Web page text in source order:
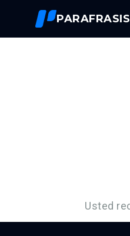
PARAFRASIS
Usted